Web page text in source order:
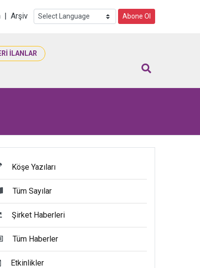
| Arşiv Abone Ol
İLANLAR
Köşe Yazıları
Tüm Sayılar
Şirket Haberleri
Tüm Haberler
Etkinlikler